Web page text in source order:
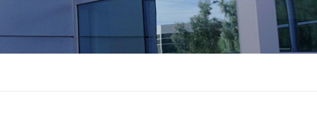
미디어센터